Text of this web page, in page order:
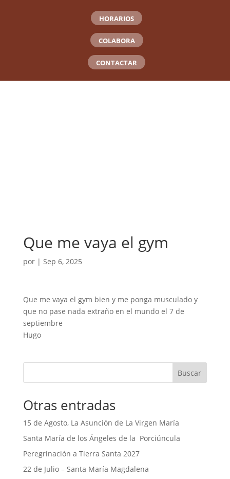
HORARIOS
COLABORA
CONTACTAR
Que me vaya el gym
por | Sep 6, 2025
Que me vaya el gym bien y me ponga musculado y
que no pase nada extraño en el mundo el 7 de
septiembre
Hugo
Buscar
Otras entradas
15 de Agosto, La Asunción de La Virgen María
Santa María de los Ángeles de la Porciúncula
Peregrinación a Tierra Santa 2027
22 de Julio – Santa María Magdalena